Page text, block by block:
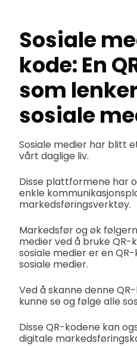
Sosiale
kode: En
som
sosiale
Sosiale medier har blitt
vårt daglige liv.
Disse plattformene har
enkle
markedsføringsverktøy.
Markedsfør og øk
medier ved å bruke QR-
sosiale medier er en
sosiale medier.
Ved å skanne denne
kunne se og følge alle
Disse QR-kodene kan
digitale